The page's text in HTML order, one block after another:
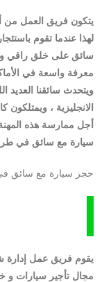
يتكون فريق العمل من
لهذا عندما تقوم
سائق على خلق راقي و
معرفة واسعة في
ويتحدث سائقنا العديد
الانجليزية ، ويمتلكون
أجل ممارسة هذه
سيارة مع سائق في
حجز سيارة مع سائق
يقوم فريق عمل إدارة
مجال تأجير سيارات و